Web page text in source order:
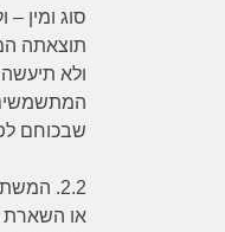
סוג ומין
תוצאתה
ולא
המתשמשים
שבכוחם
2.2.
או השארת